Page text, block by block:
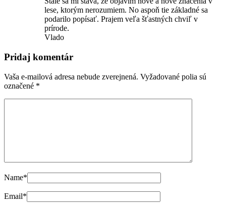
lese, ktorým nerozumiem. No aspoň tie základné sa
podarilo popísať. Prajem veľa šťastných chviľ v
prírode.
Vlado
Pridaj komentár
Vaša e-mailová adresa nebude zverejnená. Vyžadované polia sú
označené *
Name*
Email*